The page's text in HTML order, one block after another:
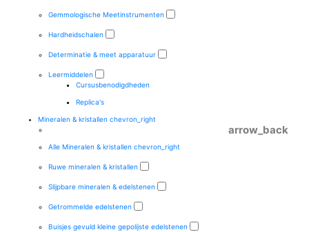
Gemmologische Meetinstrumenten
Hardheidschalen
Determinatie & meet apparatuur
Leermiddelen
Cursusbenodigdheden
Replica's
Mineralen & kristallen chevron_right
arrow_back
Alle Mineralen & kristallen chevron_right
Ruwe mineralen & kristallen
Slijpbare mineralen & edelstenen
Getrommelde edelstenen
Buisjes gevuld kleine gepolijste edelstenen